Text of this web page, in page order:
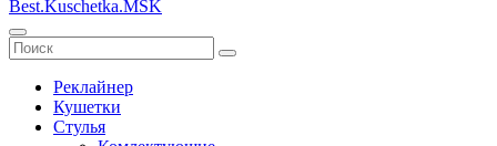
Best.Kuschetka.MSK
Реклайнер
Кушетки
Стулья